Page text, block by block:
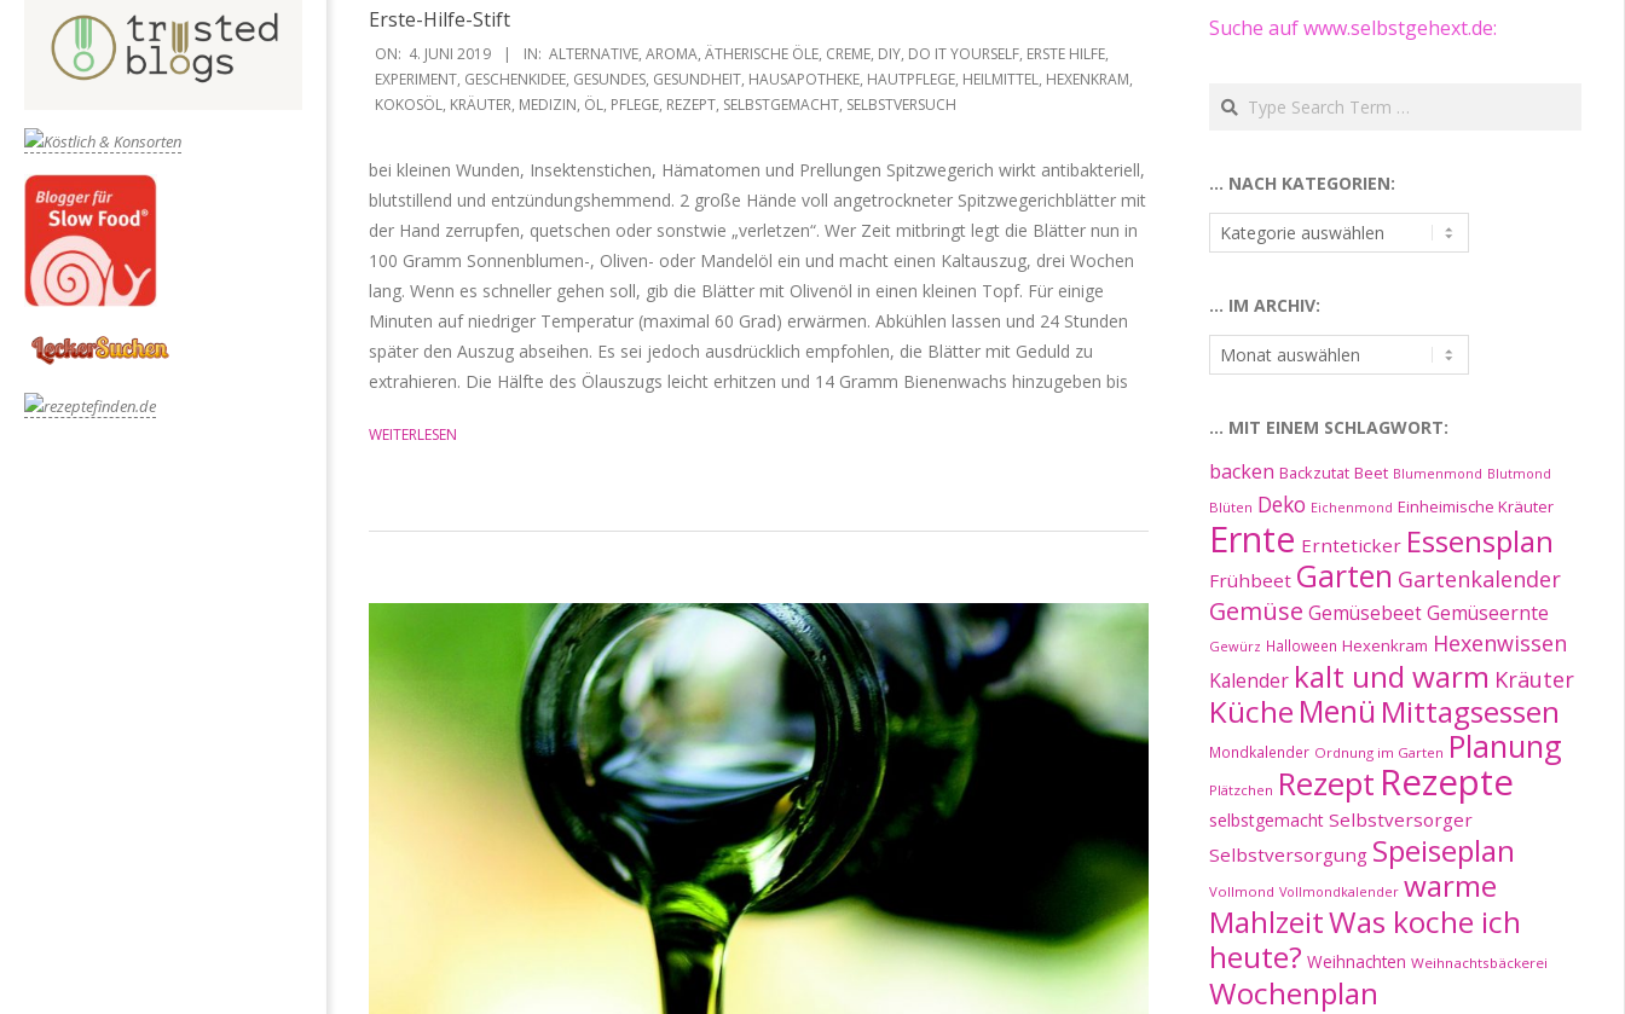
Erste-Hilfe-Stift
2019-
06-
04
ON: 4. JUNI 2019 IN: ALTERNATIVE, AROMA, ÄTHERISCHE ÖLE, CREME, DIY, DO IT YOURSELF, ERSTE HILFE,
EXPERIMENT, GESCHENKIDEE, GESUNDES, GESUNDHEIT, HAUSAPOTHEKE, HAUTPFLEGE, HEILMITTEL, HEXENKRAM,
KOKOSÖL, KRÄUTER, MEDIZIN, ÖL, PFLEGE, REZEPT, SELBSTGEMACHT, SELBSTVERSUCH
bei kleinen Wunden, Insektenstichen, Hämatomen und Prellungen Spitzwegerich wirkt antibakteriell,
blutstillend und entzündungshemmend. 2 große Hände voll angetrockneter Spitzwegerichblätter mit
der Hand zerrupfen, quetschen oder sonstwie „verletzen“. Wer Zeit mitbringt legt die Blätter nun in
100 Gramm Sonnenblumen-, Oliven- oder Mandelöl ein und macht einen Kaltauszug, drei Wochen
lang. Wenn es schneller gehen soll, gib die Blätter mit Olivenöl in einen kleinen Topf. Für einige
Minuten auf niedriger Temperatur (maximal 60 Grad) erwärmen. Abkühlen lassen und 24 Stunden
später den Auszug abseihen. Es sei jedoch ausdrücklich empfohlen, die Blätter mit Geduld zu
extrahieren. Die Hälfte des Ölauszugs leicht erhitzen und 14 Gramm Bienenwachs hinzugeben bis
WEITERLESEN
Suche auf www.selbstgehext.de:
Search
… NACH KATEGORIEN:
…
nach
… IM ARCHIV:
…
im
… MIT EINEM SCHLAGWORT:
backen Backzutat Beet Blumenmond Blutmond
Blüten Deko Eichenmond Einheimische Kräuter
Ernte Ernteticker Essensplan
Frühbeet Garten Gartenkalender
Gemüse Gemüsebeet Gemüseernte
Gewürz Halloween Hexenkram Hexenwissen
Kalender kalt und warm Kräuter
Küche Menü Mittagsessen
Mondkalender Ordnung im Garten Planung
Plätzchen Rezept Rezepte
selbstgemacht Selbstversorger
Selbstversorgung Speiseplan
Vollmond Vollmondkalender warme
MahlzeitWas koche ich
heute? Weihnachten Weihnachtsbäckerei
Wochenplan